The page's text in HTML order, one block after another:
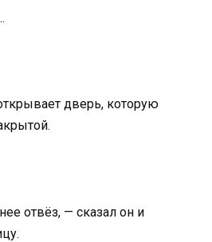
дверь, которую
отвёз, — сказал он и